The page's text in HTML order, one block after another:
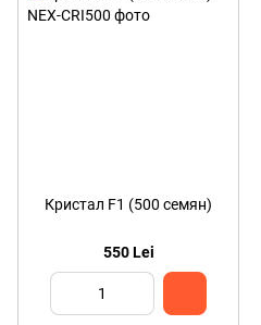
Кристал F1 (500 семян)
550 Lei